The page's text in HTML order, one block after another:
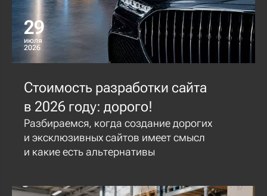
29
июля
2026
Стоимость разработки сайта
в 2026 году: дорого!
Разбираемся, когда создание дорогих
и эксклюзивных сайтов имеет смысл
и какие есть альтернативы